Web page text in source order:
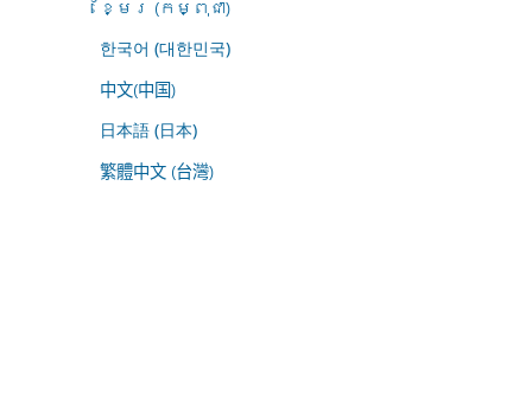
ខ្មែរ (កម្ពុជា)
한국어 (대한민국)
中文(中国)
日本語 (日本)
繁體中文 (台灣)